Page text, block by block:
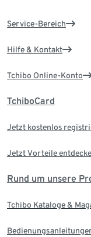
Service-Bereich
Hilfe & Kontakt
Tchibo Online-Konto
TchiboCard
Jetzt kostenlos
Jetzt Vorteile
Rund um unsere
Tchibo Kataloge &